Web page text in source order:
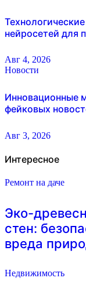
нейросетей для
Авг 4, 2026
Новости
Инновационные
фейковых
Авг 3, 2026
Интересное
Ремонт на даче
Эко-
стен:
вреда
Недвижимость